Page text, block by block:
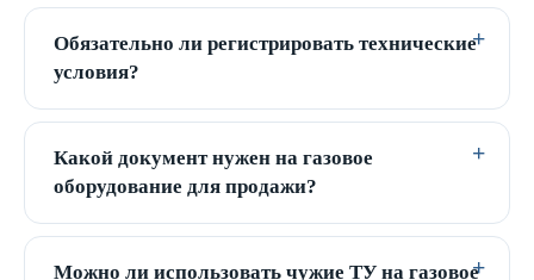
Обязательно ли регистрировать технические
условия?
Какой документ нужен на газовое
оборудование для продажи?
Можно ли использовать чужие ТУ на газовое